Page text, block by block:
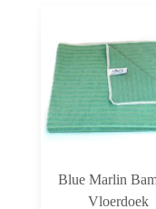
Blue Marlin
Vloerdoek